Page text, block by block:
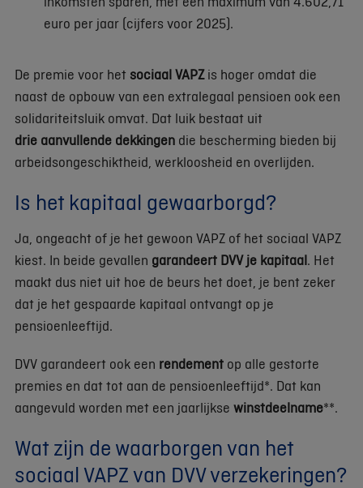
euro per jaar (cijfers voor 2025).
De premie voor het sociaal VAPZis hoger omdat die
naast de opbouw van een extralegaal pensioen ook een
solidariteitsluik omvat. Dat luik bestaat uit
drie aanvullende dekkingen die bescherming bieden bij
arbeidsongeschiktheid, werkloosheid en overlijden.
Is het kapitaal gewaarborgd?
Ja, ongeacht of je het gewoon VAPZ of het sociaal VAPZ
kiest. In beide gevallen garandeert DVV je kapitaal. Het
maakt dus niet uit hoe de beurs het doet, je bent zeker
dat je het gespaarde kapitaal ontvangt op je
pensioenleeftijd.
DVV garandeert ook een rendement op alle gestorte
premies en dat tot aan de pensioenleeftijd*. Dat kan
aangevuld worden met een jaarlijkse winstdeelname**.
Wat zijn de waarborgen van het
sociaal VAPZ van DVV verzekeringen?